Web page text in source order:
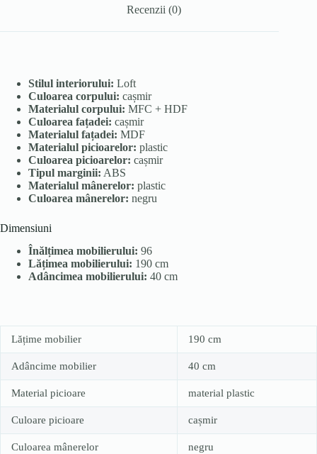
Recenzii (0)
Stilul interiorului: Loft
Culoarea corpului: cașmir
Materialul corpului: MFC + HDF
Culoarea fațadei: cașmir
Materialul fațadei: MDF
Materialul picioarelor: plastic
Culoarea picioarelor: cașmir
Tipul marginii: ABS
Materialul mânerelor: plastic
Culoarea mânerelor: negru
Dimensiuni
Înălțimea mobilierului: 96
Lățimea mobilierului: 190 cm
Adâncimea mobilierului: 40 cm
Lățime mobilier 190 cm
Adâncime mobilier 40 cm
Material picioare material plastic
Culoare picioare cașmir
Culoarea mânerelor negru